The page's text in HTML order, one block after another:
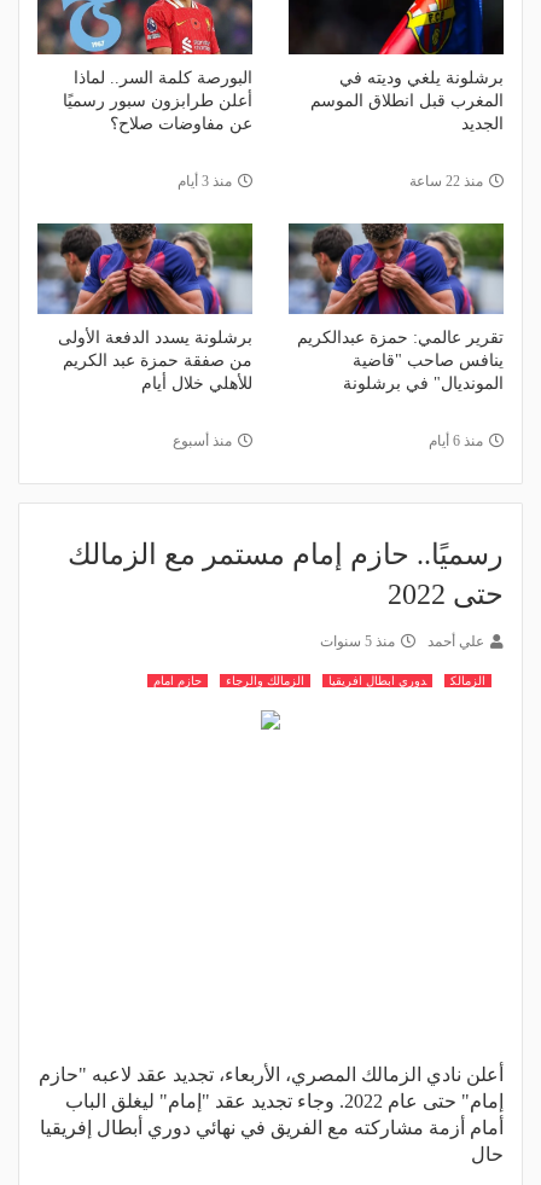
برشلونة يلغي وديته في
المغرب قبل انطلاق الموسم
الجديد
منذ 22 ساعة
البورصة كلمة السر.. لماذا
أعلن طرابزون سبور رسميًا
عن مفاوضات صلاح؟
منذ 3 أيام
تقرير عالمي: حمزة عبدالكريم
ينافس صاحب "قاضية
المونديال" في برشلونة
منذ 6 أيام
برشلونة يسدد الدفعة الأولى
من صفقة حمزة عبد الكريم
للأهلي خلال أيام
منذ أسبوع
رسميًا.. حازم إمام مستمر مع الزمالك
حتى 2022
علي أحمد منذ 5 سنوات
الزمالك دوري ابطال افريقيا الزمالك والرجاء حازم امام
أعلن نادي الزمالك المصري، الأربعاء، تجديد عقد لاعبه "حازم
إمام" حتى عام 2022. وجاء تجديد عقد "إمام" ليغلق الباب
أمام أزمة مشاركته مع الفريق في نهائي دوري أبطال إفريقيا
حال